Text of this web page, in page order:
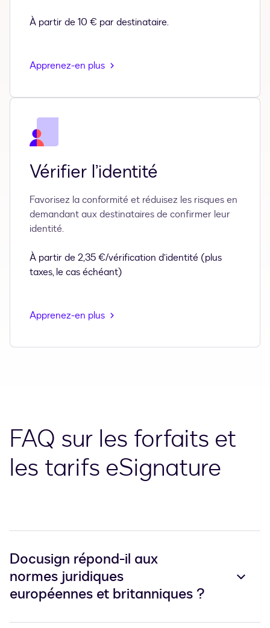
À partir de 10 € par destinataire.
Apprenez-en plus
Vérifier l’identité
Favorisez la conformité et réduisez les risques en
demandant aux destinataires de confirmer leur
identité.
À partir de 2,35 €/vérification d’identité (plus
taxes, le cas échéant)
Apprenez-en plus
FAQ sur les forfaits et
les tarifs eSignature
Docusign répond-il aux
normes juridiques
européennes et britanniques ?